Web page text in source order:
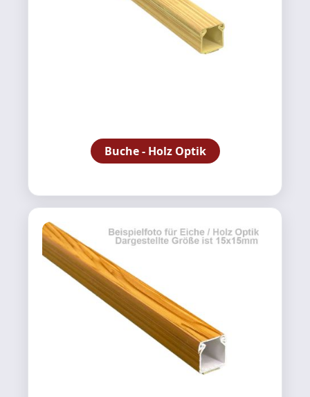
Buche - Holz Optik